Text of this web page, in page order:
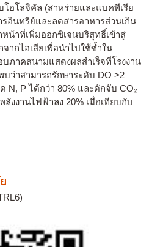
อโลจิคัล (สาหร่ายและแบคทีเรีย
อินทรีย์และลดสารอาหารส่วนเกิน
น้าที่เพิ่มออกซิเจนบริสุทธิ์เข้าสู่
ากไอเสียเพื่อนำไปใช้ซ้ำใน
ภาคสนามแสดงผลสำเร็จที่โรงงาน
บว่าสามารถรักษาระดับ DO >2
N, P ได้กว่า 80% และดักจับ CO₂
งงานไฟฟ้าลง 20% เมื่อเทียบกับ